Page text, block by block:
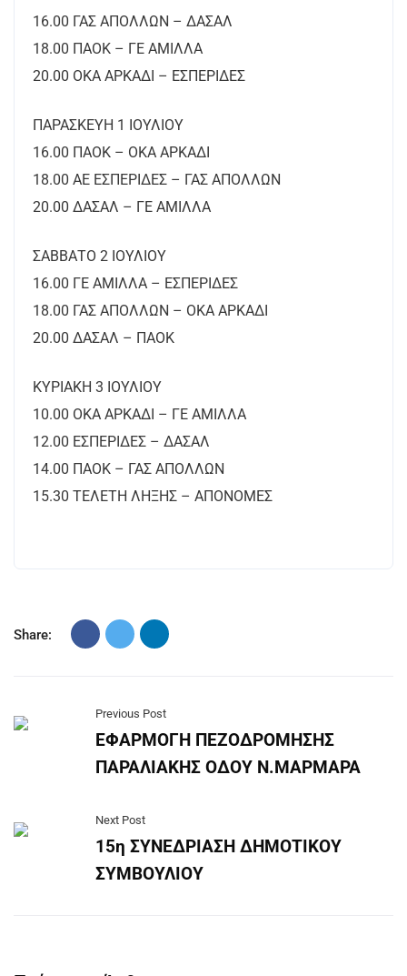
16.00 ΓΑΣ ΑΠΟΛΛΩΝ – ΔΑΣΑΛ
18.00 ΠΑΟΚ – ΓΕ ΑΜΙΛΛΑ
20.00 ΟΚΑ ΑΡΚΑΔΙ – ΕΣΠΕΡΙΔΕΣ
ΠΑΡΑΣΚΕΥΗ 1 ΙΟΥΛΙΟΥ
16.00 ΠΑΟΚ – ΟΚΑ ΑΡΚΑΔΙ
18.00 ΑΕ ΕΣΠΕΡΙΔΕΣ – ΓΑΣ ΑΠΟΛΛΩΝ
20.00 ΔΑΣΑΛ – ΓΕ ΑΜΙΛΛΑ
ΣΑΒΒΑΤΟ 2 ΙΟΥΛΙΟΥ
16.00 ΓΕ ΑΜΙΛΛΑ – ΕΣΠΕΡΙΔΕΣ
18.00 ΓΑΣ ΑΠΟΛΛΩΝ – ΟΚΑ ΑΡΚΑΔΙ
20.00 ΔΑΣΑΛ – ΠΑΟΚ
ΚΥΡΙΑΚΗ 3 ΙΟΥΛΙΟΥ
10.00 ΟΚΑ ΑΡΚΑΔΙ – ΓΕ ΑΜΙΛΛΑ
12.00 ΕΣΠΕΡΙΔΕΣ – ΔΑΣΑΛ
14.00 ΠΑΟΚ – ΓΑΣ ΑΠΟΛΛΩΝ
15.30 ΤΕΛΕΤΗ ΛΗΞΗΣ – ΑΠΟΝΟΜΕΣ
Share:
Previous Post
ΕΦΑΡΜΟΓΗ ΠΕΖΟΔΡΟΜΗΣΗΣ
ΠΑΡΑΛΙΑΚΗΣ ΟΔΟΥ Ν.ΜΑΡΜΑΡΑ
Next Post
15η ΣΥΝΕΔΡΙΑΣΗ ΔΗΜΟΤΙΚΟΥ
ΣΥΜΒΟΥΛΙΟΥ